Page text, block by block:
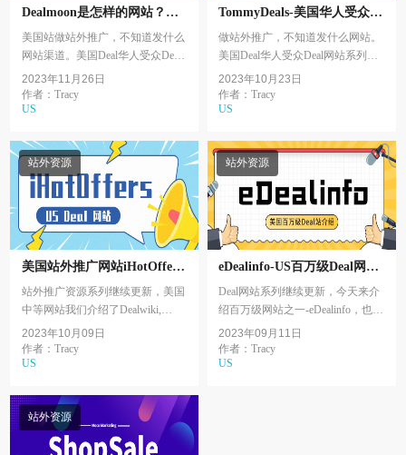
Dealmoon是怎样的网站？如
何推广 | 华人受众Deal网站介
绍2
美国站做站外推广，不知道发什么
网站渠道。美国Deal华人受众Deal
网站系列继续更新，本篇文章为大
家介绍Dealmoon 北美省钱日报。
2023年11月26日
作者：Tracy
US
TommyDeals-美国华人受众
Deal网站介绍1
做站外推广，不知道发什么网站。
美国Deal华人受众Deal网站系列开
始更新，本篇文章为大家介绍
Tommydeals，也被称为好物报报或
者汤米粒。
2023年10月23日
作者：Tracy
US
站外资源
美国站外推广网站iHotOffers
介绍
站外推广资源系列继续更新，美国
中等网站我们介绍了Dealwiki,
1Sale，ShopSale等，今天来给大家
介绍另外一个美国中型Deal站—
ihotoffers。
2023年10月09日
作者：Tracy
US
站外资源
eDealinfo-US百万级Deal网站
介绍
Deal网站系列继续更新，今天来介
绍百万级网站之一-eDealinfo，也是
美国的老牌网址之一，至今已经运
营了20多年的综合型Deal站，并在
网站，APP， ...
2023年09月11日
作者：Tracy
US
站外资源